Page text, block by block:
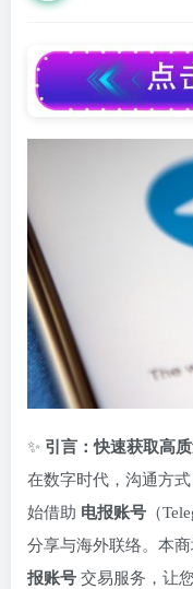
✨ 引言：快速获取高
在数字时代，沟通方
始借助 电报账号 （
分享与海外联络。本
报账号 交易服务，让